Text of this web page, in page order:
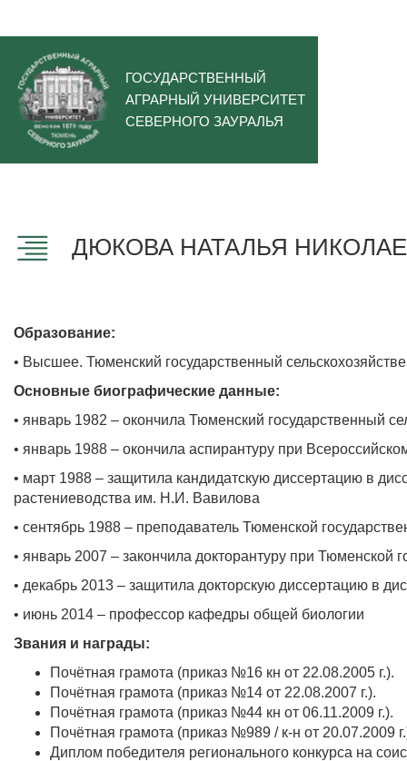
ГОСУДАРСТВЕННЫЙ
АГРАРНЫЙ УНИВЕРСИТЕТ
СЕВЕРНОГО ЗАУРАЛЬЯ
ДЮКОВА НАТАЛЬЯ
Образование:
• Высшее. Тюменский государственный
Основные биографические данные:
• январь 1982 – окончила Тюменский государственный
• январь 1988 – окончила аспирантуру при
• март 1988 – защитила кандидатскую диссертацию в
растениеводства им. Н.И. Вавилова
• сентябрь 1988 – преподаватель Тюменской
• январь 2007 – закончила докторантуру при Тюменской
• декабрь 2013 – защитила докторскую диссертацию в
• июнь 2014 – профессор кафедры общей биологии
Звания и награды:
Почётная грамота (приказ №16 кн от 22.08.2005 г.).
Почётная грамота (приказ №14 от 22.08.2007 г.).
Почётная грамота (приказ №44 кн от 06.11.2009 г.).
Почётная грамота (приказ №989 / к-н от 20.07.2009
Диплом победителя регионального конкурса на